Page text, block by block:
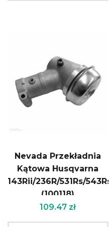
Nevada Przekładnia
Kątowa Husqvarna
143Rii/236R/531Rs/543Rs
(100118)
109.47 zł